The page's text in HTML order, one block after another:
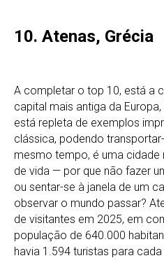
10. Atenas, Grécia
A completar o top 10, está a
capital mais antiga da
está repleta de exemplos
clássica, podendo
mesmo tempo, é uma cidade
de vida — por que não fazer
ou sentar-se à janela de um
observar o mundo passar?
de visitantes em 2025, em
população de 640.000
havia 1.594 turistas para